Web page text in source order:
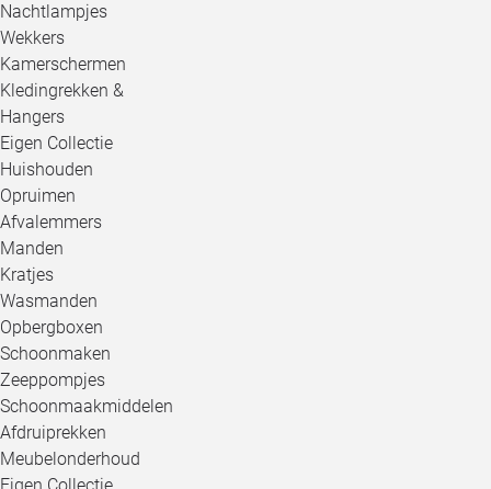
Nachtlampjes
Wekkers
Kamerschermen
Kledingrekken &
Hangers
Eigen Collectie
Huishouden
Opruimen
Afvalemmers
Manden
Kratjes
Wasmanden
Opbergboxen
Schoonmaken
Zeeppompjes
Schoonmaakmiddelen
Afdruiprekken
Meubelonderhoud